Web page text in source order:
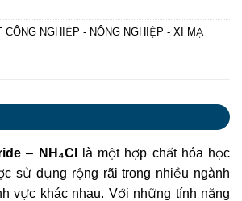
CÔNG NGHIỆP - NÔNG NGHIỆP - XI MẠ
– NH₄Cl
là một hợp chất hóa học
sử dụng rộng rãi trong nhiều ngành
vực khác nhau. Với những tính năng